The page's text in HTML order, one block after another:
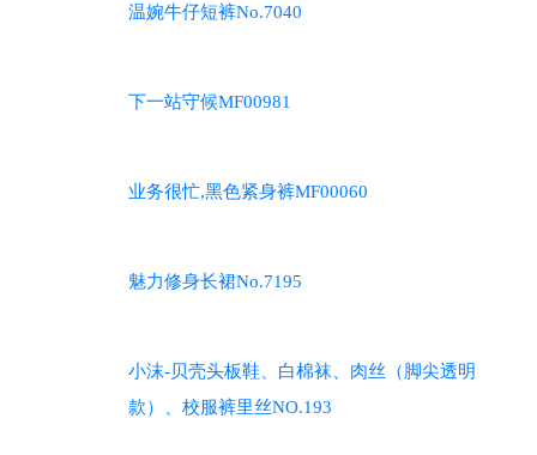
温婉牛仔短裤No.7040
下一站守候MF00981
业务很忙,黑色紧身裤MF00060
魅力修身长裙No.7195
小沫-贝壳头板鞋、白棉袜、肉丝（脚尖透明
款）、校服裤里丝NO.193